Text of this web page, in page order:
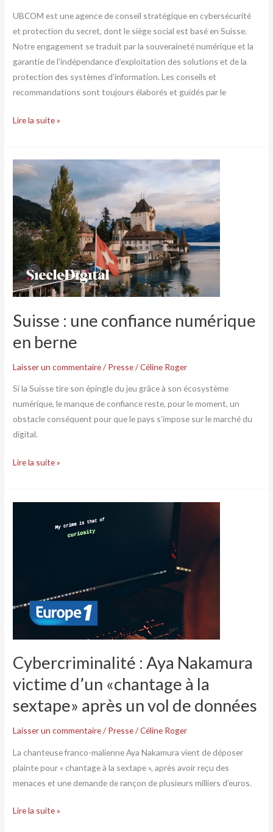
UBCOM est une agence de conseil stratégique en cybersécurité
et protection du secret, dont le siège social est basé en Suisse.
Notre engagement se traduit par la souveraineté numérique et la
garantie de l’indépendance d’exploitation des solutions et de la
protection des systèmes d’information. Les conseils et
recommandations sont toujours élaborés et guidés par le
Lire la suite »
Suisse : une confiance numérique
en berne
Laisser un commentaire/ Presse/Céline Roger
Si la Suisse tire son épingle du jeu grâce à son écosystème
numérique, le manque de confiance reste, pour le moment, un
obstacle conséquent pour que le pays s’impose sur le marché du
digital.
Suisse
une
confiance
numérique
en
berne
Lire la suite »
Cybercriminalité : Aya Nakamura
victime d’un «chantage à la
sextape» après un vol de données
Laisser un commentaire/ Presse/Céline Roger
La chanteuse franco-malienne Aya Nakamura vient de déposer
plainte pour « chantage à la sextape », après avoir reçu des
menaces et une demande de rançon de plusieurs milliers d’euros.
«chantage
après
vol
de
Lire la suite »